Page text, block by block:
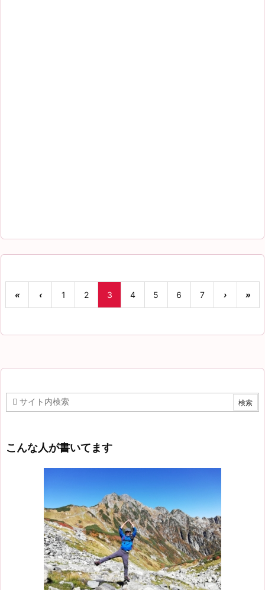
« ‹ 1 2 3 4 5 6 7 › »
こんな人が書いてます